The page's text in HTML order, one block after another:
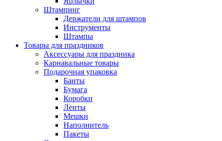
Штампинг
Держатели для штампов
Инструменты
Штампы
Товары для праздников
Аксессуары для праздника
Карнавальные товары
Подарочная упаковка
Банты
Бумага
Коробки
Ленты
Мешки
Наполнитель
Пакеты